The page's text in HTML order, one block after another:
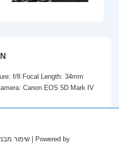
f/8 Focal Length: 34mm
Canon EOS 5D Mark IV
| Powered by